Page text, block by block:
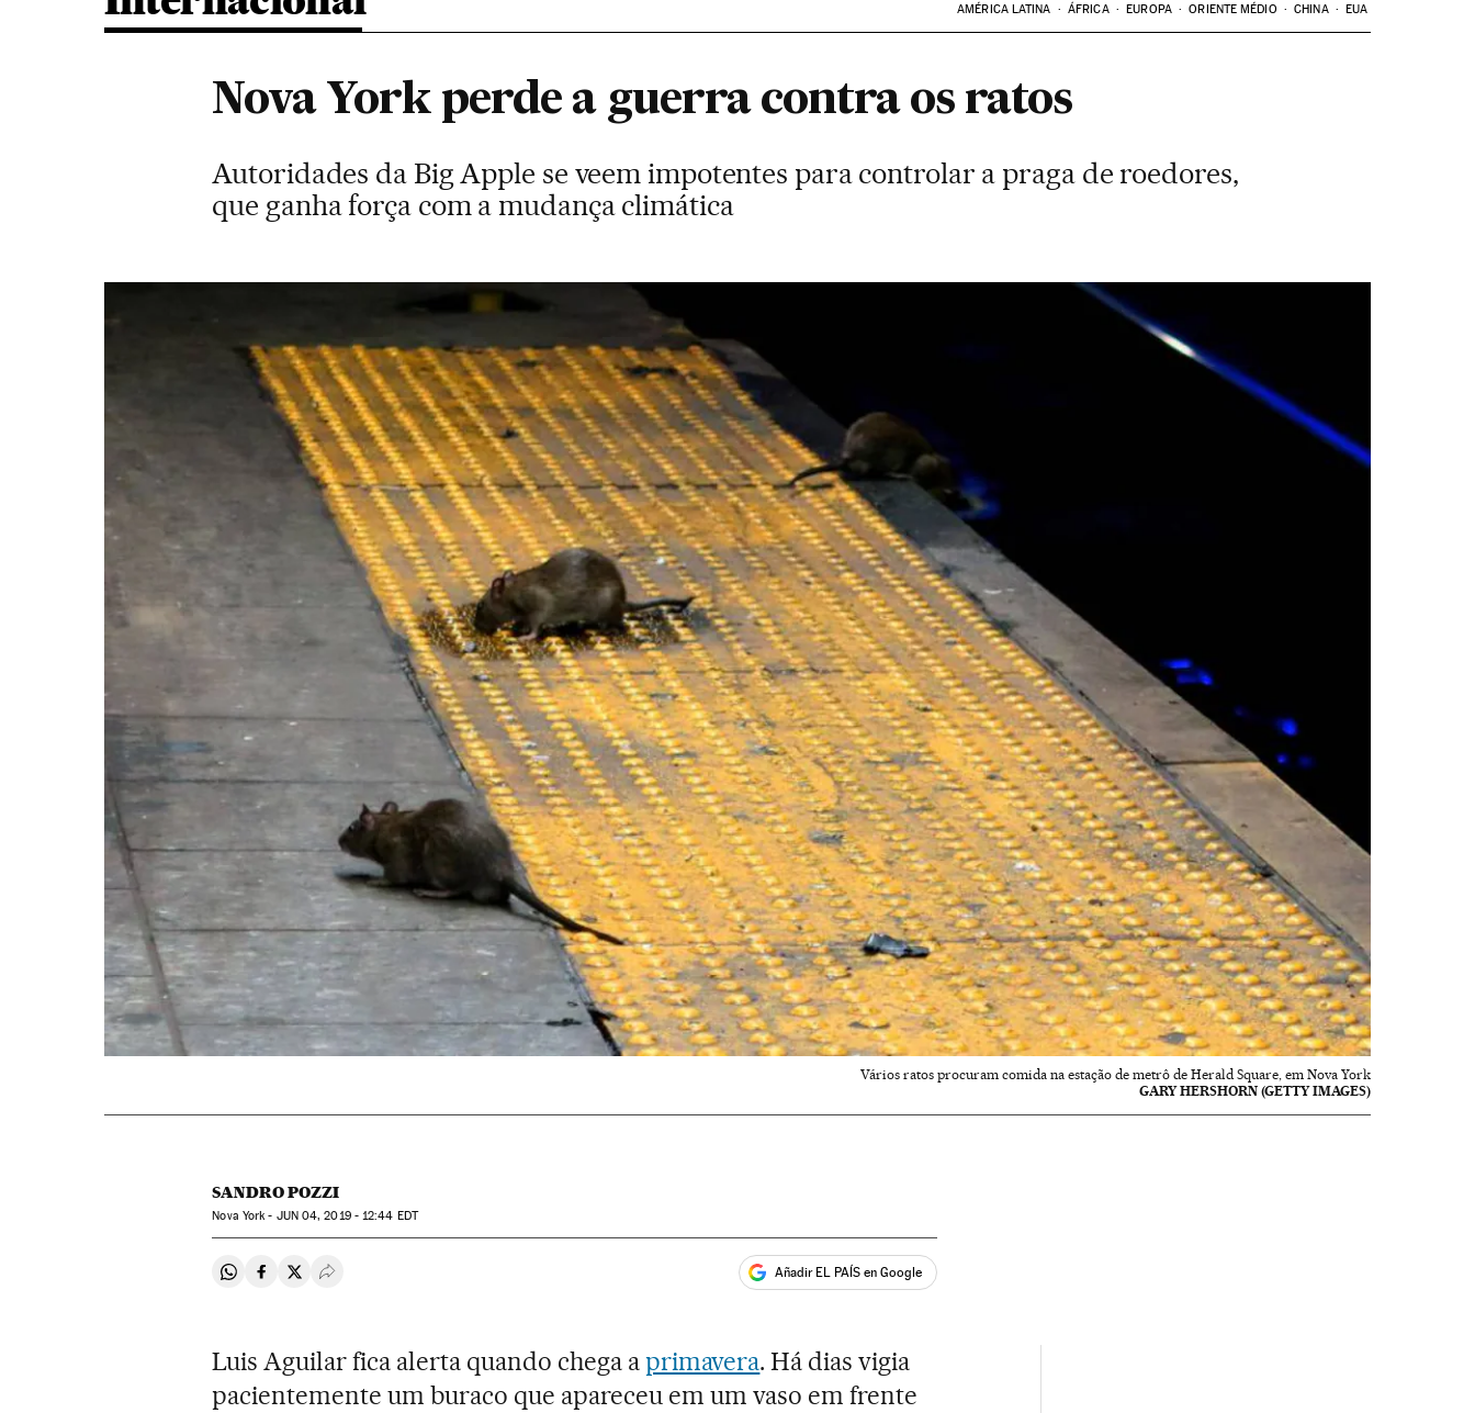
AMÉRICA LATINA ÁFRICA EUROPA ORIENTE MÉDIO CHINA EUA
Nova York perde a guerra contra os ratos
Autoridades da Big Apple se veem impotentes para controlar a praga de roedores,
que ganha força com a mudança climática
Vários ratos procuram comida na estação de metrô de Herald Square, em Nova York
GARY HERSHORN (GETTY IMAGES)
SANDRO POZZI
Nova York - JUN 04, 2019 - 12:44 EDT
Compartir en Whatsapp
Compartir en Facebook
Compartir en Twitter
Desplegar Redes Sociales Añadir EL PAÍS en Google
Luis Aguilar fica alerta quando chega aprimavera. Há dias vigia
pacientemente um buraco que apareceu em um vaso em frente